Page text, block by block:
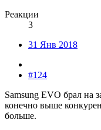
Реакции
3
31 Янв 2018
#124
Samsung EVO брал на
конечно выше
больше.